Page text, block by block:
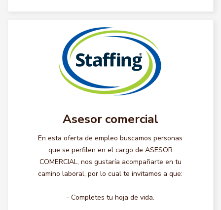
Asesor comercial
En esta oferta de empleo buscamos personas
que se perfilen en el cargo de ASESOR
COMERCIAL, nos gustaría acompañarte en tu
camino laboral, por lo cual te invitamos a que:
- Completes tu hoja de vida.